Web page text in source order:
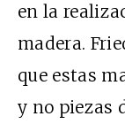
en la
madera.
que estas
y no piezas